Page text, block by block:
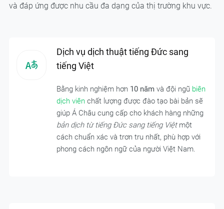
và đáp ứng được nhu cầu đa dạng của thị trường khu vực.
Dịch vụ dịch thuật tiếng Đức sang
tiếng Việt
Bằng kinh nghiệm hơn 10 nămvà đội ngũ biên
dịch viênchất lượng được đào tạo bài bản sẽ
giúp Á Châu cung cấp cho khách hàng những
bản dịch từ tiếng Đức sang tiếng Việtmột
cách chuẩn xác và trơn tru nhất, phù hợp với
phong cách ngôn ngữ của người Việt Nam.